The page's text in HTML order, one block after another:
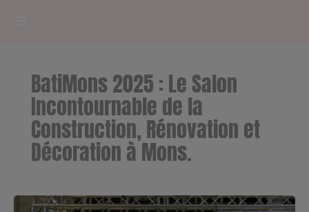
RADIOPLAYER
CK RADIO Line-up
Cultur'Ciné - Jean Meurice
BatiMons 2025 : Le Salon
Incontournable de la
Construction, Rénovation et
Décoration à Mons.